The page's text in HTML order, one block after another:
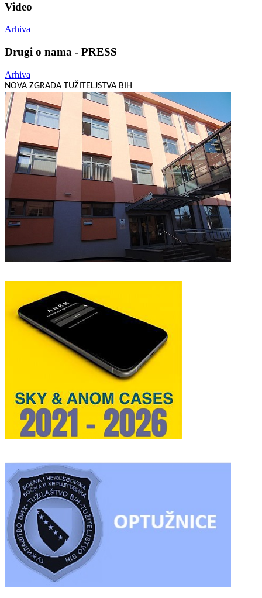
Video
Arhiva
Drugi o nama - PRESS
Arhiva
NOVA ZGRADA TUŽITELJSTVA BIH